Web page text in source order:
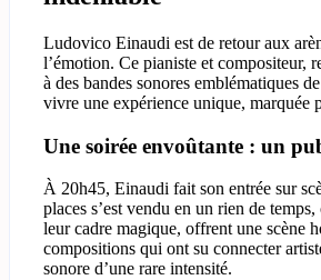
Ludovico Einaudi est de retour aux
l’émotion. Ce pianiste et compositeur,
à des bandes sonores emblématiques
vivre une expérience unique, marquée
Une soirée envoûtante : un
À 20h45, Einaudi fait son entrée sur
places s’est vendu en un rien de
leur cadre magique, offrent une scène
compositions qui ont su connecter
sonore d’une rare intensité.